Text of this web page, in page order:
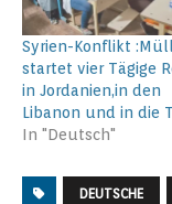
überlastete
n in Jordanien,
und der Türkei
unterstützt werden,
die EU-Kommission
einer aktuellen
Näheres
Syrien-Konflikt
startet vier Tägige
in Jordanien,in den
Libanon und in die
In "Deutsch"
DEUTSCHE